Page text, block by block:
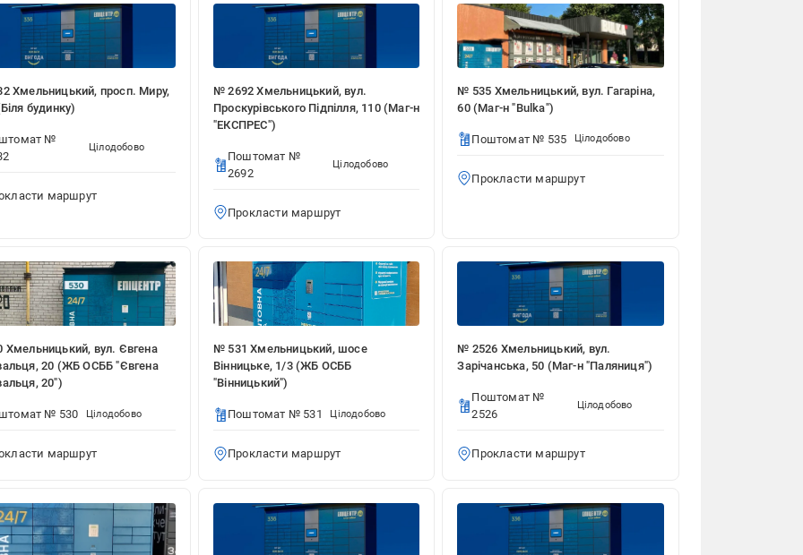
Хмельницький, просп. Миру,
будинку)
№
Цілодобово
маршрут
№ 2692 Хмельницький, вул.
Проскурівського Підпілля, 110 (Маг-н
"ЕКСПРЕС")
Поштомат №
2692
Цілодобово
Прокласти маршрут
№ 535 Хмельницький, вул. Гагаріна,
60 (Маг-н "Bulka")
Поштомат № 535 Цілодобово
Прокласти маршрут
Хмельницький, вул. Євгена
20 (ЖБ ОСББ "Євгена
20")
№ 530 Цілодобово
маршрут
№ 531 Хмельницький, шосе
Вінницьке, 1/3 (ЖБ ОСББ
"Вінницький")
Поштомат № 531 Цілодобово
Прокласти маршрут
№ 2526 Хмельницький, вул.
Зарічанська, 50 (Маг-н "Паляниця")
Поштомат №
2526
Цілодобово
Прокласти маршрут